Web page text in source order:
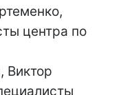
центра по
Виктор